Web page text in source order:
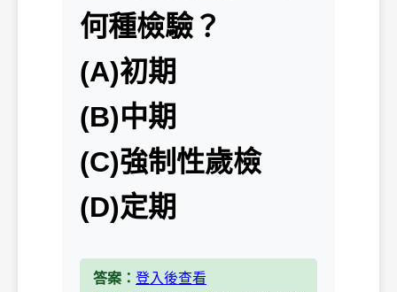
何種檢驗？
(A)初期
(B)中期
(C)強制性歲檢
(D)定期
答案： 登入後查看